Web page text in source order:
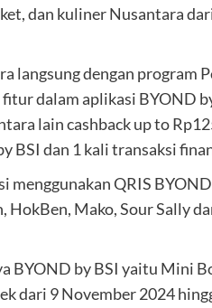
dan kuliner Nusantara
langsung dengan program
dalam aplikasi BYOND
lain cashback up to
BSI dan 1 kali transaksi
QRIS
Mako, Sour Sally
BYOND by BSI yaitu Mini
dari 9 November 2024